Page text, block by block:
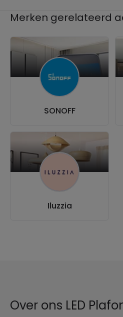
Merken gerelateerd
SONOFF
Iluzzia
Over ons LED